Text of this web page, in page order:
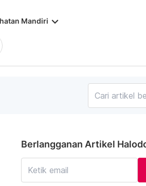
Mandiri keyboard_arrow_down
Berlangganan Artikel